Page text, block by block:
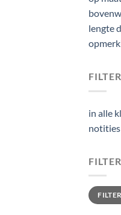
lengte
in alle
notities
Min. prijs
Max.
FILTER